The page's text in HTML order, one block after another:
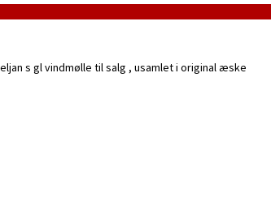
s gl vindmølle til salg , usamlet i original æske